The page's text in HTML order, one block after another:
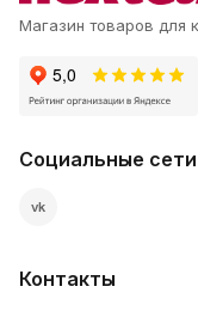
Магазин товаров для
Социальные сети
vk
Контакты